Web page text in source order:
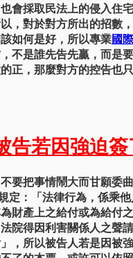
會採取民法上的侵入住
，對於對方所出的招數
如何是好，所以專業國
不是誰先告先贏，而是
正，那麼對方的控告也
告若因強迫
要把事情鬧大而甘願委
定：「法律行為，係乘
財產上之給付或為給付
院得因利害關係人之聲
，所以被告人若是因被